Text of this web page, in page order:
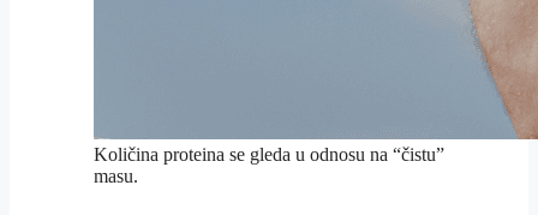
Količina proteina se gleda u odnosu na “čistu”
masu.